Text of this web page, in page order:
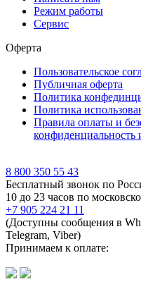
Режим работы
Сервис
Оферта
Пользовательское
Публичная оферта
Политика
Политика
Правила оплаты и
8 800 350 55 43
Бесплатный звонок по
10 до 23 часов по
+7 905 224 21 11
(Доступны сообщения в
Telegram, Viber)
Принимаем к оплате: